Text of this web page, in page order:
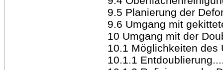
9.5 Planierung der
9.6 Umgang mit
10 Umgang mit der
10.1 Möglichkeiten des
10.1.1